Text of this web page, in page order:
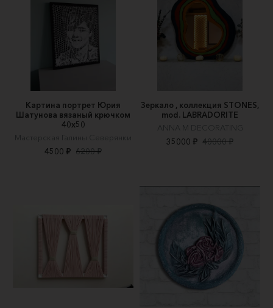
Картина портрет Юрия
Шатунова вязаный крючком
40х50
Мастерская Галины Северянки
4500 ₽ 6200 ₽
Зеркало , коллекция STONES,
mod. LABRADORITE
ANNA M DECORATING
35000 ₽ 40000 ₽